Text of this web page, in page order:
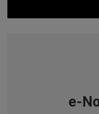
e-